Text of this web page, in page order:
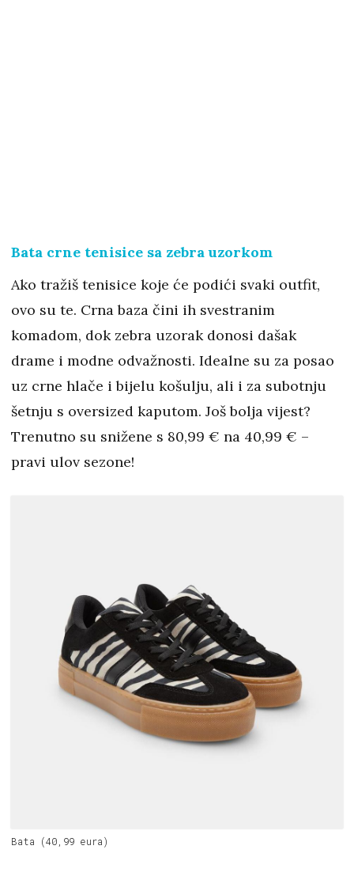
Bata crne tenisice sa zebra uzorkom
Ako tražiš tenisice koje će podići svaki outfit,
ovo su te. Crna baza čini ih svestranim
komadom, dok zebra uzorak donosi dašak
drame i modne odvažnosti. Idealne su za posao
uz crne hlače i bijelu košulju, ali i za subotnju
šetnju s oversized kaputom. Još bolja vijest?
Trenutno su snižene s 80,99 € na 40,99 € –
pravi ulov sezone!
Bata (40,99 eura)